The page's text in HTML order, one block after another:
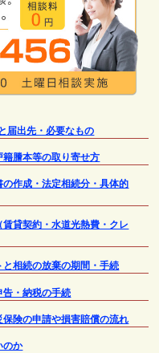
届出先・必要なもの
謄本等の取り寄せ方
作成・法定相続分・具体的
貸契約・水道光熱費・クレ
相続の放棄の期間・手続
告・納税の手続
険の申請や損害賠償の流れ
のか